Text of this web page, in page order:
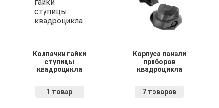
Колпачки гайки
ступицы
квадроцикла
1 товар
Корпуса панели
приборов
квадроцикла
7 товаров